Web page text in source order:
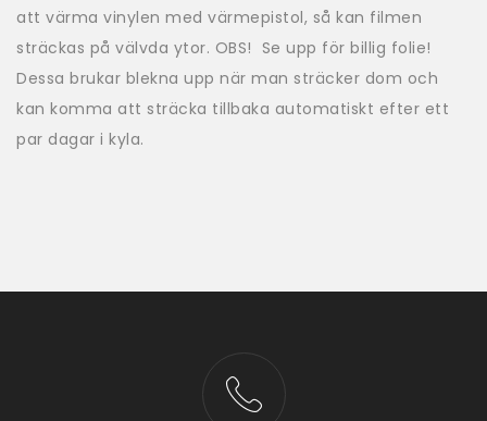
att värma vinylen med värmepistol, så kan filmen
sträckas på välvda ytor. OBS! Se upp för billig folie!
Dessa brukar blekna upp när man sträcker dom och
kan komma att sträcka tillbaka automatiskt efter ett
par dagar i kyla.